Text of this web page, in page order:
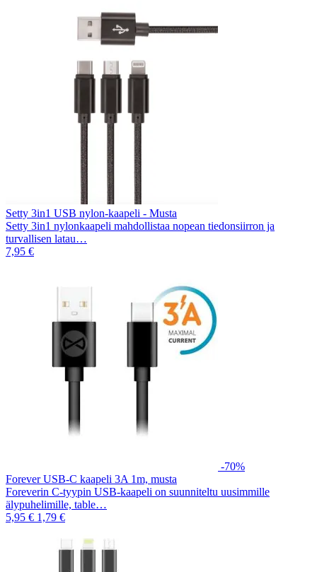
Setty 3in1 USB nylon-kaapeli - Musta
Setty 3in1 nylonkaapeli mahdollistaa nopean tiedonsiirron ja
turvallisen latau…
7,95 €
-70%
Forever USB-C kaapeli 3A 1m, musta
Foreverin C-tyypin USB-kaapeli on suunniteltu uusimmille
älypuhelimille, table…
5,95 € 1,79 €